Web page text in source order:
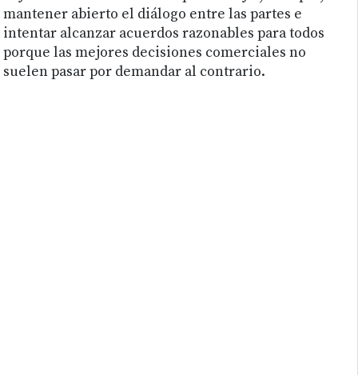
mantener abierto el diálogo entre las partes e
intentar alcanzar acuerdos razonables para todos
porque las mejores decisiones comerciales no
suelen pasar por demandar al contrario.